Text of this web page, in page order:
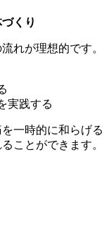
くり
れが理想的です。
実践する
一時的に和らげる
ことができます。